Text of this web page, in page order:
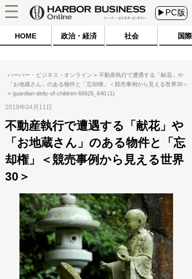
▶PC版
HOME 政治・経済 社会 国際
ハーバー・ビジネス・オンライン
不動産執行で遭遇する「献花」や
「お地蔵さん」のある物件と「忘却権」＜競売事例から見える世界30＞
guardian-deity-of-children-66626_640 (1)
2019年04月11日
不動産執行で遭遇する「献花」や
「お地蔵さん」のある物件と「忘
却権」＜競売事例から見える世界
30＞